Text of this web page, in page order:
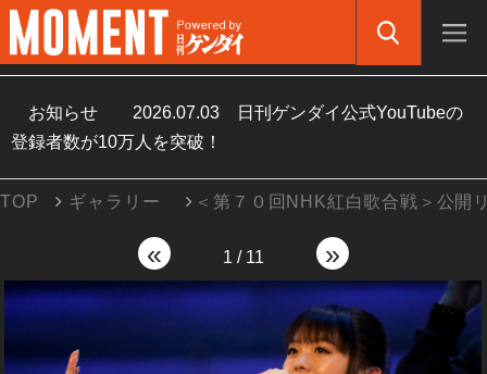
お知らせ 2026.07.03
日刊ゲンダイ公式YouTubeの
登録者数が10万人を突破！
TOP ギャラリー ＜第７０回NHK紅白歌合戦＞公
« »
1 / 11